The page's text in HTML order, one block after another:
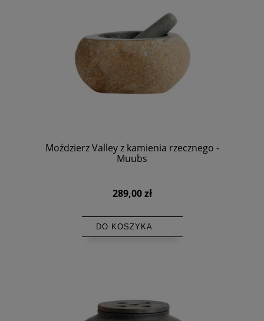
Moździerz Valley z kamienia rzecznego -
Muubs
289,00 zł
DO KOSZYKA